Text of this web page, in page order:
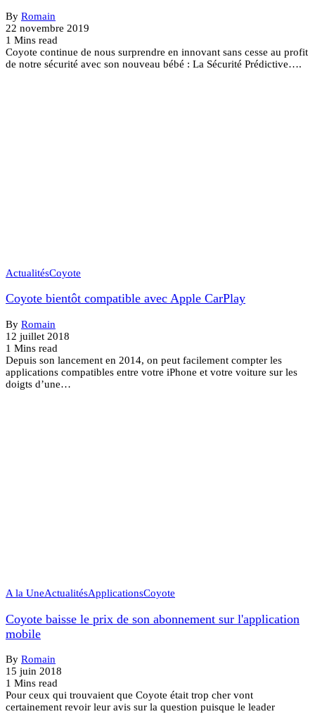
By Romain
22 novembre 2019
1 Mins read
Coyote continue de nous surprendre en innovant sans cesse au profit
de notre sécurité avec son nouveau bébé : La Sécurité Prédictive….
ActualitésCoyote
Coyote bientôt compatible avec Apple CarPlay
By Romain
12 juillet 2018
1 Mins read
Depuis son lancement en 2014, on peut facilement compter les
applications compatibles entre votre iPhone et votre voiture sur les
doigts d’une…
A la UneActualitésApplicationsCoyote
Coyote baisse le prix de son abonnement sur l'application
mobile
By Romain
15 juin 2018
1 Mins read
Pour ceux qui trouvaient que Coyote était trop cher vont
certainement revoir leur avis sur la question puisque le leader